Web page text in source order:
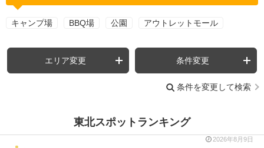
キャンプ場 BBQ場 公園 アウトレットモール
エリア変更 条件変更
条件を変更して検索
東北スポットランキング
2026年8月9日